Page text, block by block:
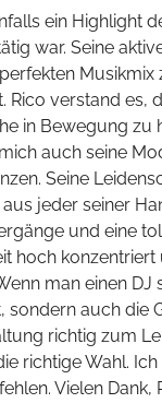
ein Highlight
war. Seine
Musikmix
Rico verstand es,
in Bewegung zu
auch seine
Seine
jeder seiner
und eine
hoch konzentriert
man einen DJ
sondern auch die
richtig zum
richtige Wahl.
Vielen Dank,